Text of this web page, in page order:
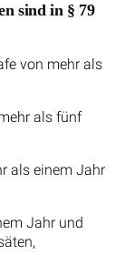
sind in § 79
von mehr als
als fünf
als einem Jahr
Jahr und